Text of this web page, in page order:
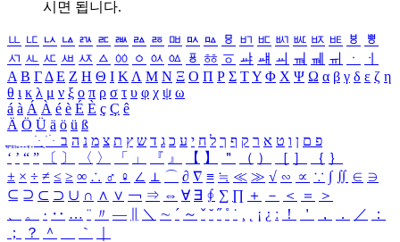
시면 됩니다.
ㅥ ㅦ ㅧ ㅨ ㅩ ㅪ ㅫ ㅬ ㅭ ㅮ ㅯ ㅰ ㅱ ㅲ ㅳ ㅴ ㅵ ㅶ ㅷ ㅸ
ㅹ
ㅺ ㅻ ㅼ ㅽ ㅾ ㅿ ㆀ ㆁ ㆂ ㆃ ㆄ ㆅ ㆆ ㆇ ㆈ ㆉ ㆊ ㆋ ㆌ ㆍ
ㆎ
Α Β ΓΔ Ε Ζ Η Θ Ι ΚΛ Μ Ν Ξ Ο Π Ρ Σ ΤΥ Φ Χ Ψ Ω α β γ δ ε ζ η
θ ι κ λ μ ν ξ ο π ρ σ τ υ φ χ ψ ω
á à Á À é è É È ç Ç ê
Ä Ö Ü ä ö ü ß
ִֶֹ ֻּ ׁׂ פ ם ן ו ט א ר ק ף ך ל ח י ע כ ג ד ש ץ ת צ מ נ ה ב
‘ ’ “ ” 〔 〕 〈 〉 「 」 『 』 【 】 ＂ （ ） ［ ］ ｛ ｝
± × ÷ ≠ ≤ ≥ ∞ ∴ ♂ ♀ ∠ ⊥ ⌒ ∂ ∇ ≡ ≒ ≪ ≫ √ ∽ ∝ ∵ ∫ ∬ ∈ ∋
⊆ ⊇ ⊂ ⊃ ∪ ∩ ∧ ∨ ￢ ⇒ ⇔ ∀ ∃ ∮ ∑ ∏ ＋ － ＜ ＝
＞
、
。 · ‥ … ¨ 〃 ― ＼ ∼ ´ ～ ˇ ˘ ˝ ˚ ˙ ¸ ¡ ¿ ː ！ ＇ ， ． ／
：
；
？ ＾ ｀